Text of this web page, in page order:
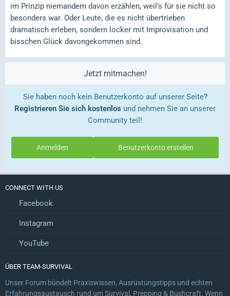
im Prinzip niemandem davon erzählen, weil’s für sie nicht so
besonders war. Oder Leute, die es nicht übertrieben
dramatisch erleben, sondern locker mit Improvisation und
bisschen Glück davongekommen sind.
Jetzt mitmachen!
Sie haben noch kein Benutzerkonto auf unserer Seite?
Registrieren Sie sich kostenlos und nehmen Sie an unserer
Community teil!
Benutzerkonto erstellen
Anmelden
CONNECT WITH US
Facebook
Instagram
YouTube
ÜBER TEAM-SURVIVAL
Unser Forum bündelt Praxiswissen, Ausrüstungstipps und echten
Erfahrungsaustausch rund um Survival, Prepping & Bushcraft. Wenn